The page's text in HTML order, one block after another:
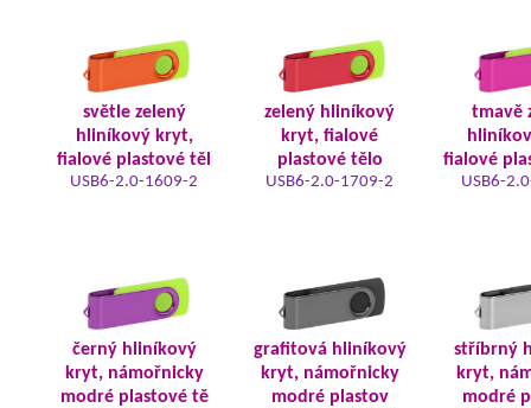
světle zelený
hliníkový kryt,
fialové plastové těl
USB6-2.0-1609-2
zelený hliníkový
kryt, fialové
plastové tělo
USB6-2.0-1709-2
tmavě
fialové
USB6-
černý hliníkový
kryt, námořnicky
modré plastové tě
grafitová hliníkový
kryt, námořnicky
modré plastov
stříbrný
kryt,
modré